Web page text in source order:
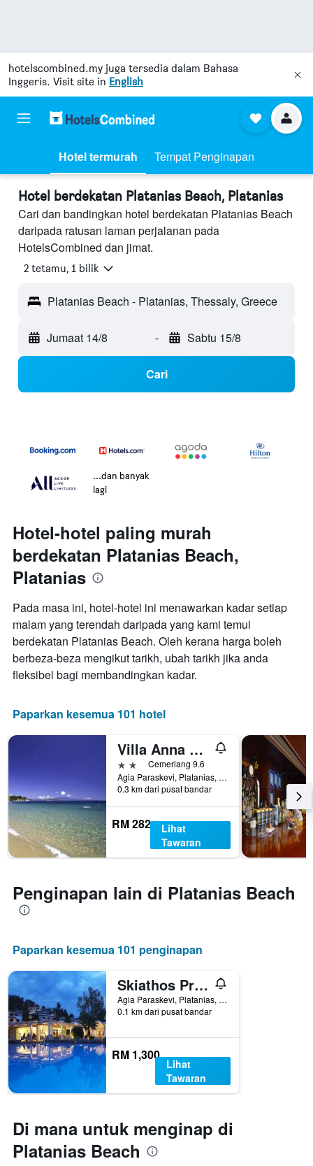
hotelscombined.my juga tersedia dalam Bahasa
Inggeris. Visit site in English
Hotel termurah Tempat Penginapan
Hotel berdekatan Platanias Beach, Platanias
Cari dan bandingkan hotel berdekatan Platanias Beach
daripada ratusan laman perjalanan pada
HotelsCombined dan jimat.
2 tetamu, 1 bilik
Platanias Beach - Platanias, Thessaly, Greece
Jumaat 14/8 - Sabtu 15/8
Cari
...dan banyak
lagi
Hotel-hotel paling murah
berdekatan Platanias Beach,
Platanias
Pada masa ini, hotel-hotel ini menawarkan kadar setiap
malam yang terendah daripada yang kami temui
berdekatan Platanias Beach. Oleh kerana harga boleh
berbeza-beza mengikut tarikh, ubah tarikh jika anda
fleksibel bagi membandingkan kadar.
Paparkan kesemua 101 hotel
Villa Anna Maria
2 bintangCemerlang 9.6
Agia Paraskevi, Platanias, Greece
0.3 km dari pusat bandar
RM 282
Lihat
Tawaran
Penginapan lain di Platanias Beach
Paparkan kesemua 101 penginapan
Skiathos Princess Resort
Agia Paraskevi, Platanias, Greece
0.1 km dari pusat bandar
RM 1,300
Lihat
Tawaran
Di mana untuk menginap di
Platanias Beach